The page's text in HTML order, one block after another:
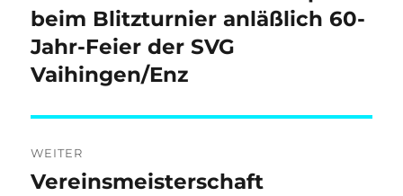
Beitrag:
beim Blitzturnier anläßlich 60-
Jahr-Feier der SVG
Vaihingen/Enz
WEITER
Nächster
Vereinsmeisterschaft